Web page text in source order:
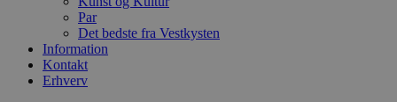
Par
Det bedste fra Vestkysten
Information
Kontakt
Erhverv